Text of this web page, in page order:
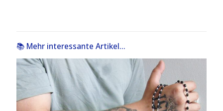
📚 Mehr interessante Artikel...